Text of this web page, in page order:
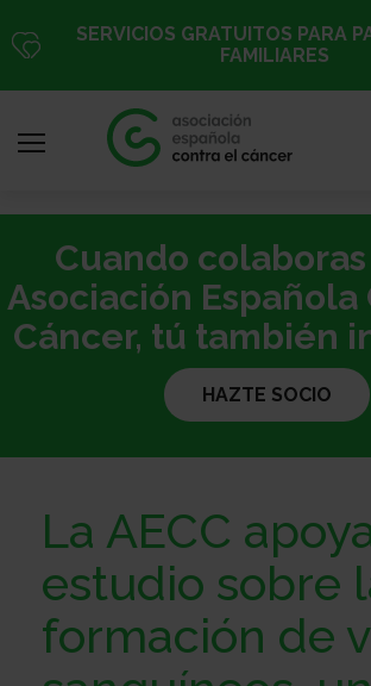
al
SERVICIOS GRATUITOS PARA
FAMILIARES
Iniciar
sesión
/
Registro
Inicio
Sobre
nosotros
Colabora
Cuando
Asociación
Cáncer, tú también
HAZTE SOCIO
La AECC
estudio sobre
formación de